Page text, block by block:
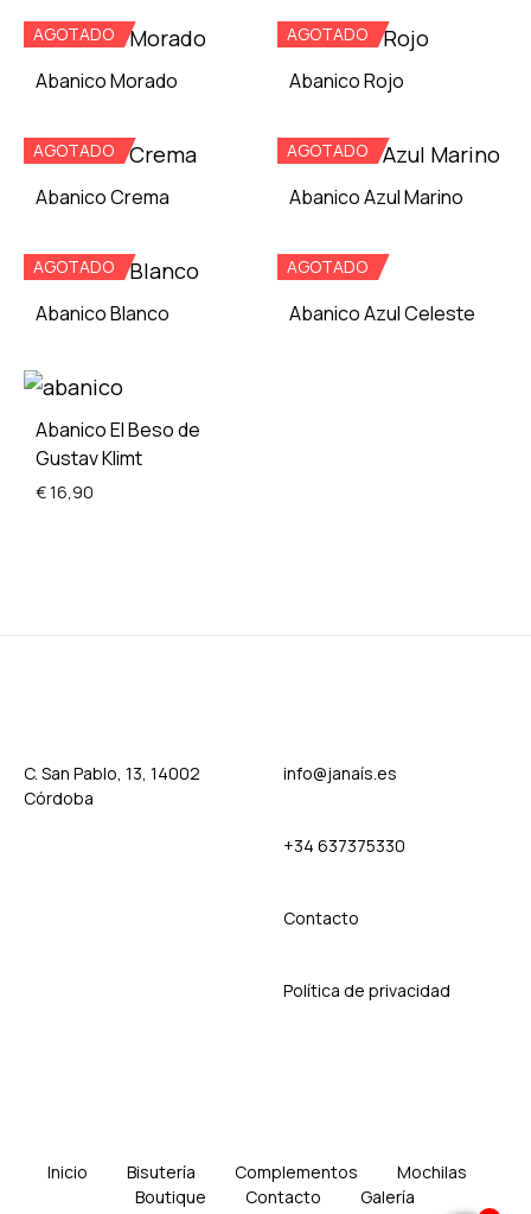
AGOTADO
Abanico Morado
AGOTADO
Abanico Rojo
ADD
AGOTADO
Abanico Crema
AGOTADO
Abanico Azul Marino
AGOTADO
Abanico Blanco
AGOTADO
Abanico Azul Celeste
Abanico El Beso de
Gustav Klimt
€16,90
WISHLIST
C. San Pablo, 13, 14002
Córdoba
info@janaís.es
+34 637375330
Contacto
Política de privacidad
Inicio Bisutería Complementos
Mochilas
Boutique
Contacto Galería